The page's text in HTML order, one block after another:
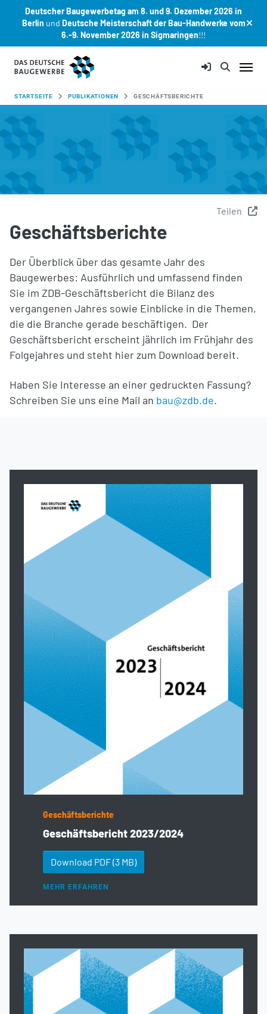
Deutscher Baugewerbetag am 8. und 9. Dezember 2026 in
Berlin und Deutsche Meisterschaft der Bau-Handwerke vom
6.-9. November 2026 in Sigmaringen!!!
Zum Hauptinhalt springen
SIE SIND HIER:
STARTSEITE PUBLIKATIONEN GESCHÄFTSBERICHTE
Teilen
Geschäftsberichte
Der Überblick über das gesamte Jahr des
Baugewerbes: Ausführlich und umfassend finden
Sie im ZDB-Geschäftsbericht die Bilanz des
vergangenen Jahres sowie Einblicke in die Themen,
die die Branche gerade beschäftigen. Der
Geschäftsbericht erscheint jährlich im Frühjahr des
Folgejahres und steht hier zum Download bereit.
Haben Sie Interesse an einer gedruckten Fassung?
Schreiben Sie uns eine Mail an bau@zdb.de.
Geschäftsberichte
Geschäftsbericht 2023/2024
Download PDF(3 MB)
MEHR ERFAHREN